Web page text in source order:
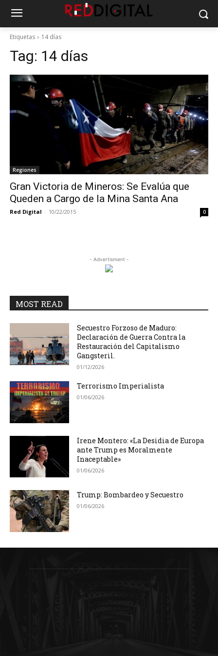
Etiquetas 14 días
Tag: 14 días
Regiones
Gran Victoria de Mineros: Se Evalúa que
Queden a Cargo de la Mina Santa Ana
Red Digital - 10/22/2015 0
- Advertisment -
MOST READ
Secuestro Forzoso de Maduro:
Declaración de Guerra Contra la
Restauración del Capitalismo
Gangsteril.
01/12/2026
Terrorismo Imperialista
01/06/2026
Irene Montero: «La Desidia de Europa
ante Trump es Moralmente
Inaceptable»
01/06/2026
Trump: Bombardeo y Secuestro
01/06/2026